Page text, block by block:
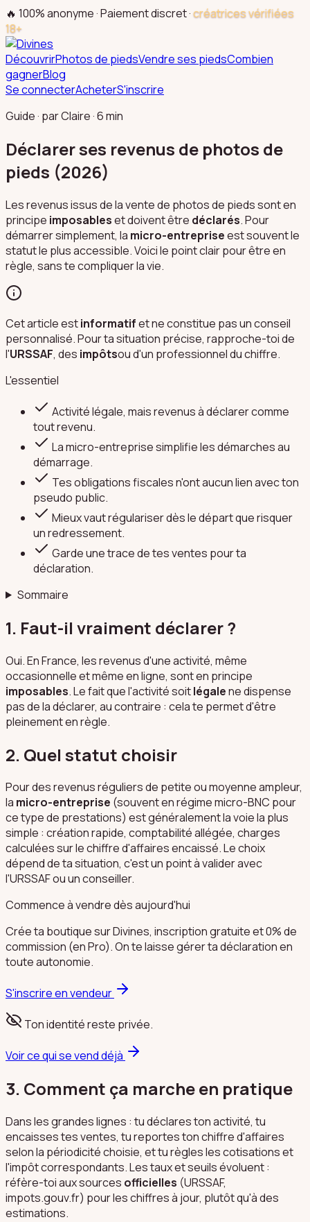
🔥 100% anonyme · Paiement discret ·créatrices vérifiées
18+
DécouvrirPhotos de piedsVendre ses piedsCombien
gagnerBlog
Se connecterAcheterS'inscrire
Guide · par Claire · 6 min
Déclarer ses revenus de photos de
pieds (2026)
Les revenus issus de la vente de photos de pieds sont en
principe imposableset doivent être déclarés. Pour
démarrer simplement, la micro-entrepriseest souvent le
statut le plus accessible. Voici le point clair pour être en
règle, sans te compliquer la vie.
Cet article estinformatifet ne constitue pas un conseil
personnalisé. Pour ta situation précise, rapproche-toi de
l'URSSAF, des impôtsou d'un professionnel du chiffre.
L'essentiel
Activité légale, mais revenus à déclarer comme
tout revenu.
La micro-entreprise simplifie les démarches au
démarrage.
Tes obligations fiscales n'ont aucun lien avec ton
pseudo public.
Mieux vaut régulariser dès le départ que risquer
un redressement.
Garde une trace de tes ventes pour ta
déclaration.
Sommaire
1. Faut-il vraiment déclarer ?
Oui. En France, les revenus d'une activité, même
occasionnelle et même en ligne, sont en principe
imposables. Le fait que l'activité soitlégalene dispense
pas de la déclarer, au contraire : cela te permet d'être
pleinement en règle.
2. Quel statut choisir
Pour des revenus réguliers de petite ou moyenne ampleur,
la micro-entreprise (souvent en régime micro-BNC pour
ce type de prestations) est généralement la voie la plus
simple : création rapide, comptabilité allégée, charges
calculées sur le chiffre d'affaires encaissé. Le choix
dépend de ta situation, c'est un point à valider avec
l'URSSAF ou un conseiller.
Commence à vendre dès aujourd'hui
Crée ta boutique sur Divines, inscription gratuite et 0% de
commission (en Pro). On te laisse gérer ta déclaration en
toute autonomie.
S'inscrire en vendeur
Ton identité reste privée.
Voir ce qui se vend déjà
3. Comment ça marche en pratique
Dans les grandes lignes : tu déclares ton activité, tu
encaisses tes ventes, tu reportes ton chiffre d'affaires
selon la périodicité choisie, et tu règles les cotisations et
l'impôt correspondants. Les taux et seuils évoluent :
réfère-toi aux sources officielles (URSSAF,
impots.gouv.fr) pour les chiffres à jour, plutôt qu'à des
estimations.